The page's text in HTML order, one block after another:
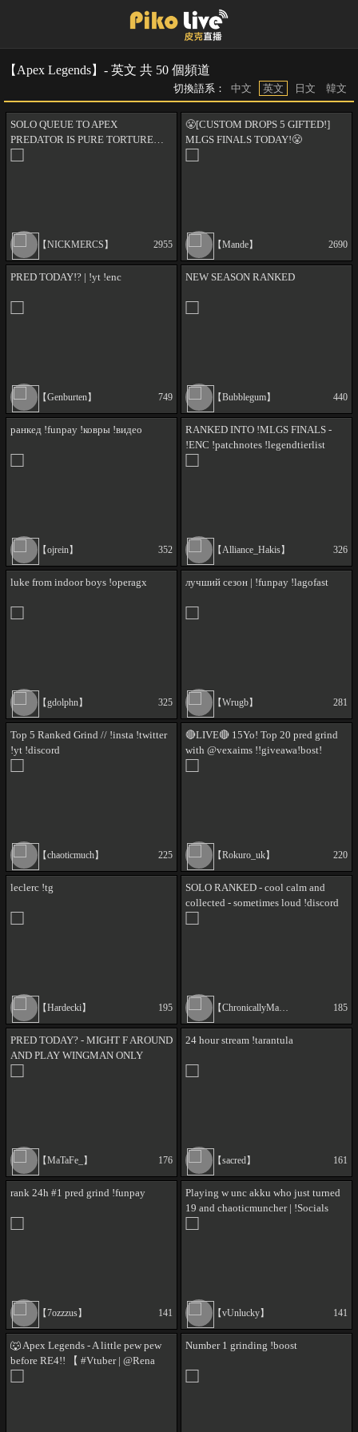
【Apex Legends】- 英文 共 50 個頻道
切換語系： 中文 英文 日文 韓文
SOLO QUEUE TO APEX
PREDATOR IS PURE TORTURE…
【NICKMERCS】 2955
😤[CUSTOM DROPS 5 GIFTED!]
MLGS FINALS TODAY!😤
【Mande】 2690
PRED TODAY!? | !yt !enc
【Genburten】 749
NEW SEASON RANKED
【Bubblegum】 440
ранкед !funpay !ковры !видео
【ojrein】 352
RANKED INTO !MLGS FINALS -
!ENC !patchnotes !legendtierlist
【Alliance_Hakis】 326
luke from indoor boys !operagx
【gdolphn】 325
лучший сезон | !funpay !lagofast
【Wrugb】 281
Top 5 Ranked Grind // !insta !twitter
!yt !discord
【chaoticmuch】 225
🔴LIVE🔴 15Yo! Top 20 pred grind
with @vexaims !!giveawa!bost!
【Rokuro_uk】 220
leclerc !tg
【Hardecki】 195
SOLO RANKED - cool calm and
collected - sometimes loud !discord
【ChronicallyMaddie】 185
PRED TODAY? - MIGHT F AROUND
AND PLAY WINGMAN ONLY
【MaTaFe_】 176
24 hour stream !tarantula
【sacred】 161
rank 24h #1 pred grind !funpay
【7ozzzus】 141
Playing w unc akku who just turned
19 and chaoticmuncher | !Socials
【vUnlucky】 141
🐺 Apex Legends - A little pew pew
before RE4!! 【 #Vtuber | @Rena
Number 1 grinding !boost